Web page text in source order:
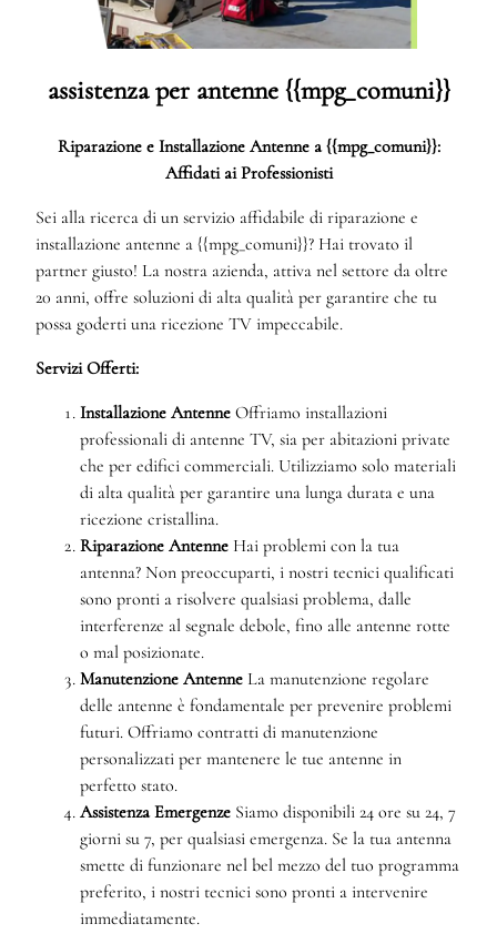
assistenza per antenne {{mpg_comuni}}
Riparazione e Installazione Antenne a {{mpg_comuni}}:
Affidati ai Professionisti
Sei alla ricerca di un servizio affidabile di riparazione e
installazione antenne a {{mpg_comuni}}? Hai trovato il
partner giusto! La nostra azienda, attiva nel settore da oltre
20 anni, offre soluzioni di alta qualità per garantire che tu
possa goderti una ricezione TV impeccabile.
Servizi Offerti:
Installazione Antenne Offriamo installazioni
professionali di antenne TV, sia per abitazioni private
che per edifici commerciali. Utilizziamo solo materiali
di alta qualità per garantire una lunga durata e una
ricezione cristallina.
Riparazione Antenne Hai problemi con la tua
antenna? Non preoccuparti, i nostri tecnici qualificati
sono pronti a risolvere qualsiasi problema, dalle
interferenze al segnale debole, fino alle antenne rotte
o mal posizionate.
Manutenzione Antenne La manutenzione regolare
delle antenne è fondamentale per prevenire problemi
futuri. Offriamo contratti di manutenzione
personalizzati per mantenere le tue antenne in
perfetto stato.
Assistenza Emergenze Siamo disponibili 24 ore su 24, 7
giorni su 7, per qualsiasi emergenza. Se la tua antenna
smette di funzionare nel bel mezzo del tuo programma
preferito, i nostri tecnici sono pronti a intervenire
immediatamente.